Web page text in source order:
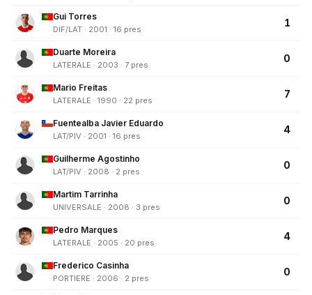
Gui Torres
DIF/LAT · 2001 · 16 pres
1
Duarte Moreira
LATERALE · 2003 · 7 pres
0
Mario Freitas
LATERALE · 1990 · 22 pres
7
Fuentealba Javier Eduardo
LAT/PIV · 2001 · 16 pres
4
Guilherme Agostinho
LAT/PIV · 2008 · 2 pres
0
Martim Tarrinha
UNIVERSALE · 2008 · 3 pres
0
Pedro Marques
LATERALE · 2005 · 20 pres
4
Frederico Casinha
PORTIERE · 2006 · 2 pres
0